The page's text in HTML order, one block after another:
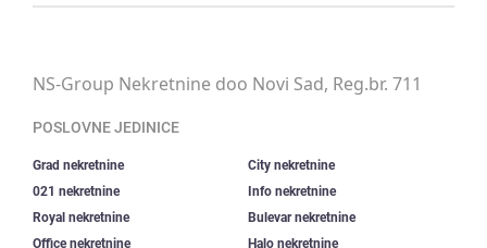
NS-Group Nekretnine doo Novi Sad, Reg.br. 711
POSLOVNE JEDINICE
Grad nekretnine
City nekretnine
021 nekretnine
Info nekretnine
Royal nekretnine
Bulevar nekretnine
Office nekretnine
Halo nekretnine